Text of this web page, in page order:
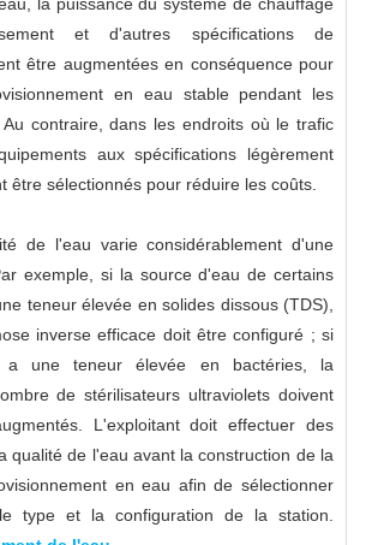
et d'autres spécifications de
être augmentées en conséquence pour
en eau stable pendant les
contraire, dans les endroits où le trafic
aux spécifications légèrement
être sélectionnés pour réduire les coûts.
de l'eau varie considérablement d'une
exemple, si la source d'eau de certains
teneur élevée en solides dissous (TDS),
inverse efficace doit être configuré ; si
une teneur élevée en bactéries, la
de stérilisateurs ultraviolets doivent
L'exploitant doit effectuer des
qualité de l'eau avant la construction de la
en eau afin de sélectionner
le type et la configuration de la station.